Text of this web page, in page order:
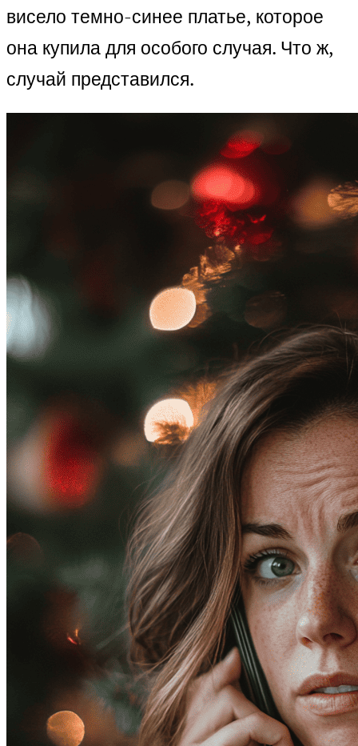
висело темно-синее платье, которое
она купила для особого случая. Что ж,
случай представился.